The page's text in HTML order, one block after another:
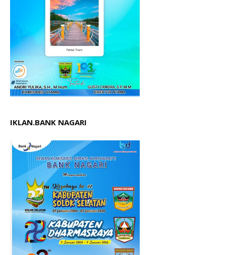
IKLAN.BANK NAGARI